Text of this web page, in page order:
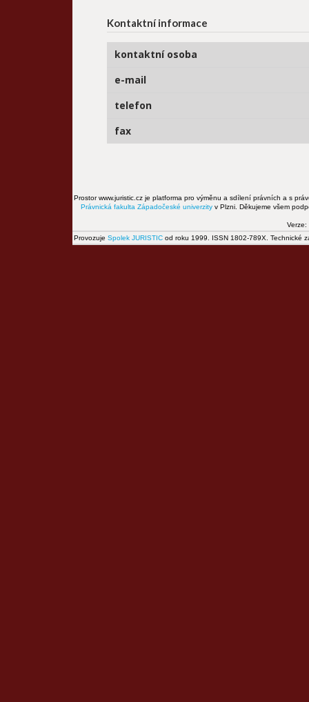
Kontaktní informace
kontaktní osoba
e-mail
telefon
fax
Prostor www.juristic.cz je platforma pro výměnu a sdílení právních a s
Právnická fakulta Západočeské univerzity v Plzni. Děkujeme všem
Verze:
Provozuje Spolek JURISTIC od roku 1999. ISSN 1802-789X. Technické